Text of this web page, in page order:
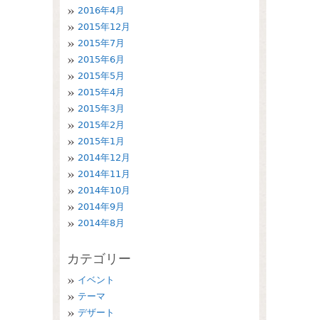
2016年4月
2015年12月
2015年7月
2015年6月
2015年5月
2015年4月
2015年3月
2015年2月
2015年1月
2014年12月
2014年11月
2014年10月
2014年9月
2014年8月
カテゴリー
イベント
テーマ
デザート